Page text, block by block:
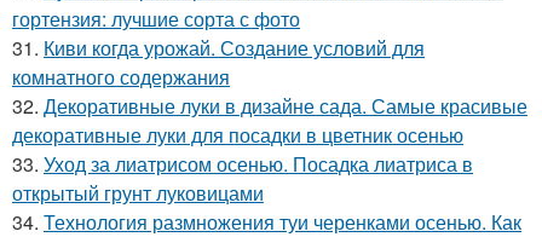
гортензия: лучшие сорта с фото
31. Киви когда урожай. Создание условий для
комнатного содержания
32. Декоративные луки в дизайне сада. Самые красивые
декоративные луки для посадки в цветник осенью
33. Уход за лиатрисом осенью. Посадка лиатриса в
открытый грунт луковицами
34. Технология размножения туи черенками осенью. Как